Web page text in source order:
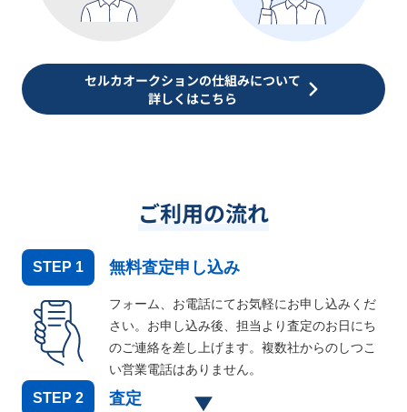
セルカオークションの仕組みについて
詳しくはこちら
ご利用の流れ
STEP 1 無料査定申し込み
フォーム、お電話にてお気軽にお申し込みくだ
さい。お申し込み後、担当より査定のお日にち
のご連絡を差し上げます。複数社からのしつこ
い営業電話はありません。
STEP 2 査定